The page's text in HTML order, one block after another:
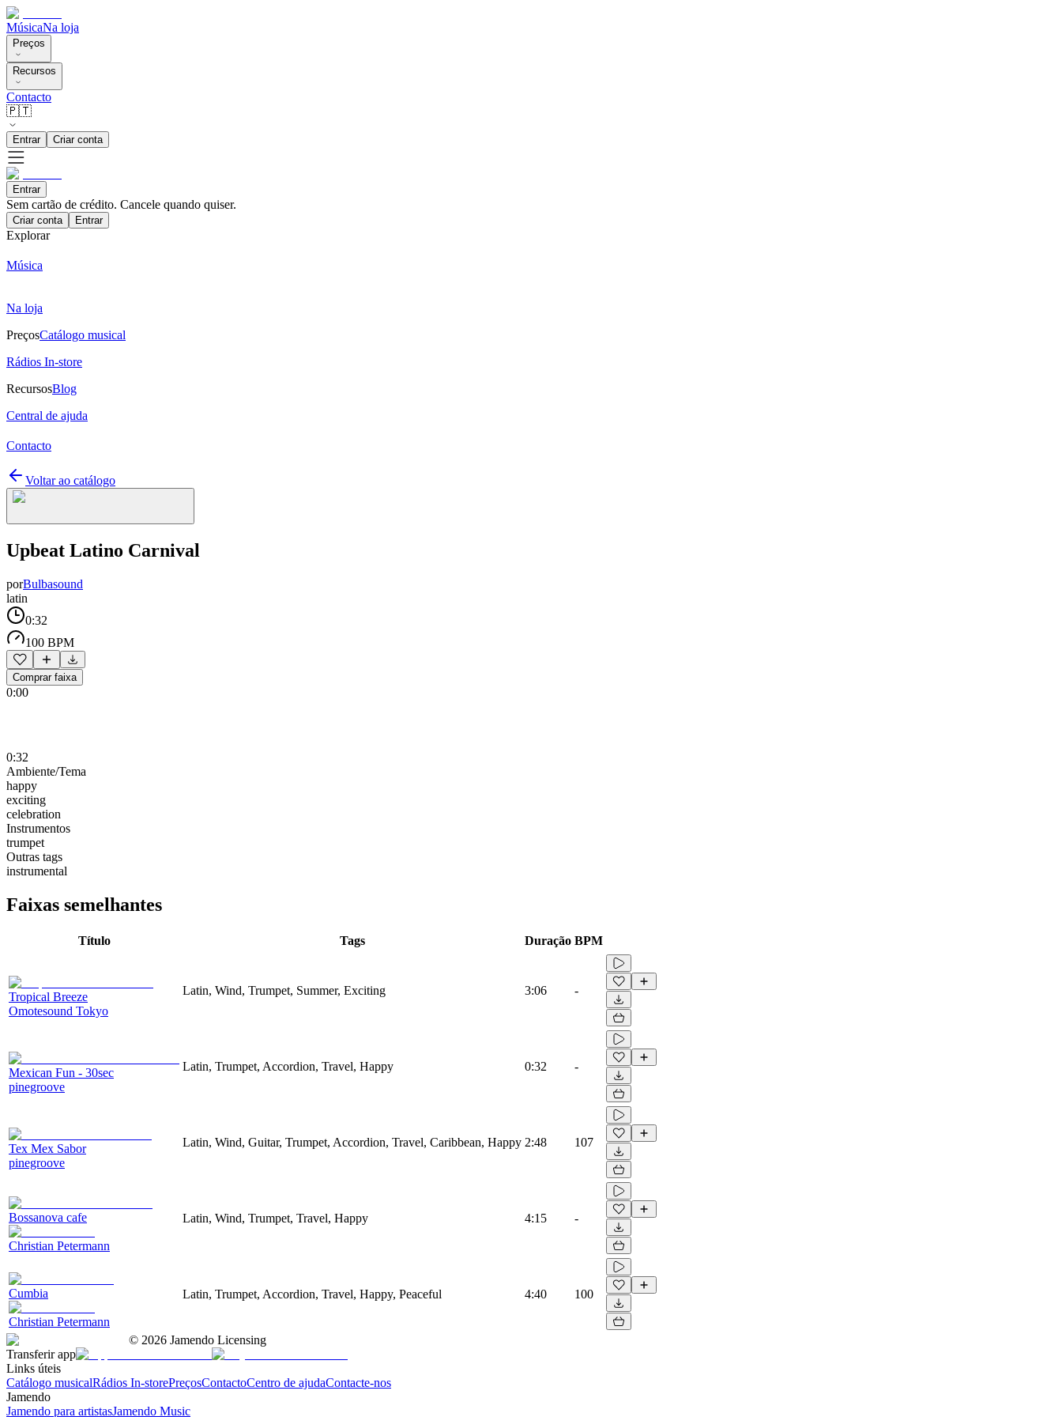
MúsicaNa loja
Preços
Recursos
Contacto
🇵🇹
Entrar Criar conta
Entrar
Sem cartão de crédito. Cancele quando quiser.
Criar conta Entrar
Explorar
Música
Na loja
PreçosCatálogo musical
Rádios In-store
RecursosBlog
Central de ajuda
Contacto
Voltar ao catálogo
Upbeat Latino Carnival
porBulbasound
latin
0:32
100 BPM
Comprar faixa
0:00
0:32
Ambiente/Tema
happy
exciting
celebration
Instrumentos
trumpet
Outras tags
instrumental
Faixas semelhantes
Título Tags Duração BPM
Tropical Breeze
Omotesound Tokyo
Latin, Wind, Trumpet, Summer, Exciting 3:06 -
Mexican Fun - 30sec
pinegroove
Latin, Trumpet, Accordion, Travel, Happy 0:32 -
Tex Mex Sabor
pinegroove
Latin, Wind, Guitar, Trumpet, Accordion, Travel, Caribbean, Happy 2:48 107
Bossanova cafe
Christian Petermann
Latin, Wind, Trumpet, Travel, Happy 4:15 -
Cumbia
Christian Petermann
Latin, Trumpet, Accordion, Travel, Happy, Peaceful 4:40 100
© 2026 Jamendo Licensing
Transferir app
Links úteis
Catálogo musicalRádios In-storePreçosContactoCentro de ajudaContacte-nos
Jamendo
Jamendo para artistasJamendo Music